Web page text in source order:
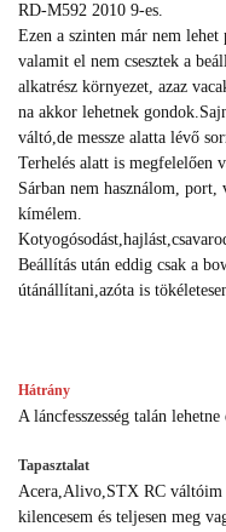
RD-M592 2010 9-es.
Ezen a szinten már nem lehet
valamit el nem csesztek a
alkatrész környezet, azaz
na akkor lehetnek
váltó,de messze alatta lévő
Terhelés alatt is megfelelően
Sárban nem használom,
kímélem.
Beállítás után eddig csak a
útánállítani,azóta is
Hátrány
A láncfesszesség talán
Tapasztalat
Acera,Alivo,STX RC váltóim
kilencesem és teljesen meg